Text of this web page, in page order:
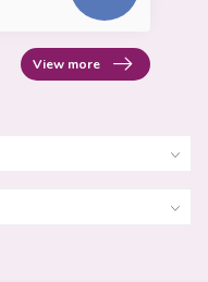
View more